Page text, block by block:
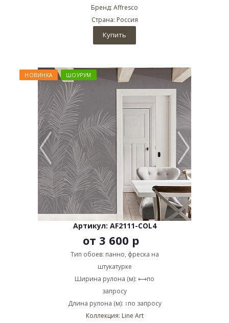
Бренд: Affresco
Страна: Россия
Купить
НОВИНКА ШОУРУМ
Артикул: AF2111-COL4
от 3 600 р
Тип обоев: панно, фреска на
штукатурке
Ширина рулона (м): ⟷по
запросу
Длина рулона (м): ↕по запросу
Коллекция: Line Art